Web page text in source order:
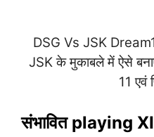
DSG Vs JSK
JSK के मुकाबले में ऐसे
11 एवं
संभावित playing